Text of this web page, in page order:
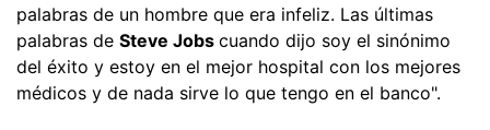
palabras de un hombre que era infeliz. Las últimas
palabras de Steve Jobs cuando dijo soy el sinónimo
del éxito y estoy en el mejor hospital con los mejores
médicos y de nada sirve lo que tengo en el banco".